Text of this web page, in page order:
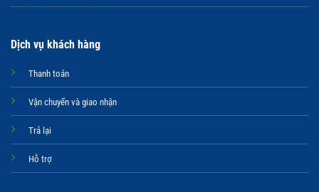
Dịch vụ khách hàng
Thanh toán
Vận chuyển và giao nhận
Trả lại
Hỗ trợ